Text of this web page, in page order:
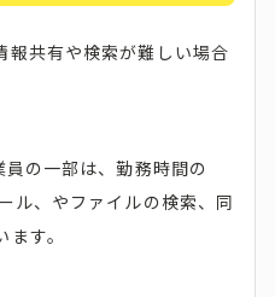
報共有や検索が難しい場合
の一部は、勤務時間の
ル、やファイルの検索、同
す。